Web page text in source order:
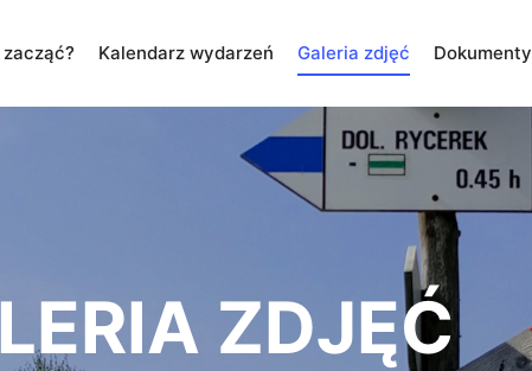
Kalendarz wydarzeń Galeria zdjęć Dokumenty
ZDJĘĆ